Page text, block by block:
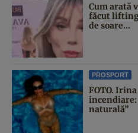
Cum arată
făcut
de soare...
PROSPORT
FOTO.
incendiare:
naturală”